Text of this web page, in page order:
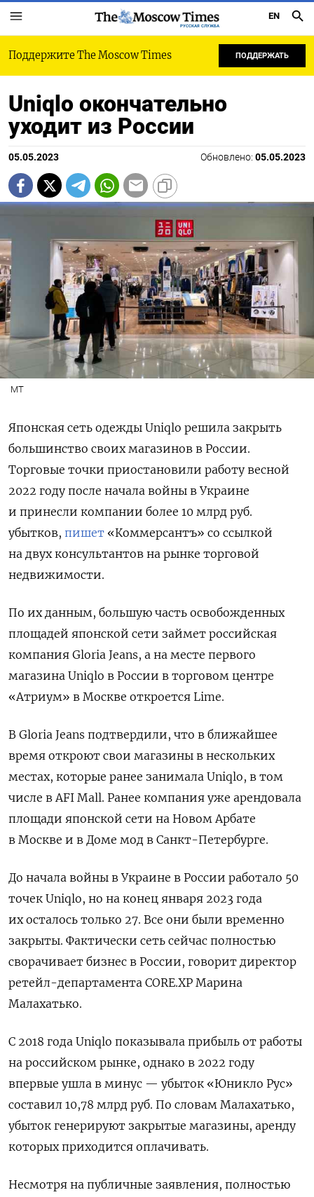
РУССКАЯ СЛУЖБА
EN
Поддержите The Moscow Times ПОДДЕРЖАТЬ
Uniqlo окончательно
уходит из России
05.05.2023 Обновлено: 05.05.2023
MT
Японская сеть одежды Uniqlo решила закрыть
большинство своих магазинов в России.
Торговые точки приостановили работу весной
2022 году после начала войны в Украине
и принесли компании более 10 млрд руб.
убытков, пишет «Коммерсантъ» со ссылкой
на двух консультантов на рынке торговой
недвижимости.
По их данным, большую часть освобожденных
площадей японской сети займет российская
компания Gloria Jeans, а на месте первого
магазина Uniqlo в России в торговом центре
«Атриум» в Москве откроется Lime.
В Gloria Jeans подтвердили, что в ближайшее
время откроют свои магазины в нескольких
местах, которые ранее занимала Uniqlo, в том
числе в AFI Mall. Ранее компания уже арендовала
площади японской сети на Новом Арбате
в Москве и в Доме мод в Санкт-Петербурге.
До начала войны в Украине в России работало 50
точек Uniqlo, но на конец января 2023 года
их осталось только 27. Все они были временно
закрыты. Фактически сеть сейчас полностью
сворачивает бизнес в России, говорит директор
ретейл-департамента CORE.XP Марина
Малахатько.
С 2018 года Uniqlo показывала прибыль от работы
на российском рынке, однако в 2022 году
впервые ушла в минус — убыток «Юникло Рус»
составил 10,78 млрд руб. По словам Малахатько,
убыток генерируют закрытые магазины, аренду
которых приходится оплачивать.
Несмотря на публичные заявления, полностью